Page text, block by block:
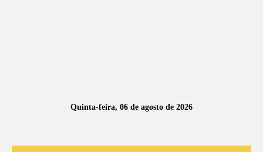
Quinta-feira, 06 de agosto de 2026